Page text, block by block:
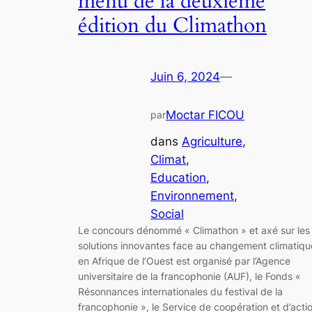
édition du Climathon
Juin 6, 2024—
parMoctar FICOU
dans Agriculture
Climat
Education
Environnement
Social
Le concours dénommé « Climathon » et axé sur les
solutions innovantes face au changement
en Afrique de l’Ouest est organisé par l’Agence
universitaire de la francophonie (AUF), le Fonds «
Résonnances internationales du festival de la
francophonie », le Service de coopération et